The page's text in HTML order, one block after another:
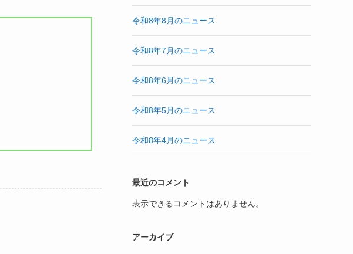
令和8年8月のニュース
令和8年7月のニュース
令和8年6月のニュース
令和8年5月のニュース
令和8年4月のニュース
最近のコメント
表示できるコメントはありません。
アーカイブ